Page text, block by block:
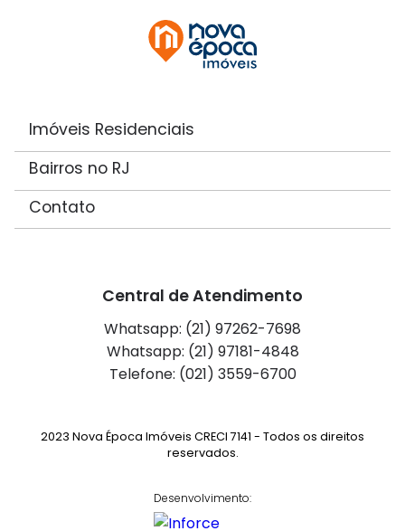
Imóveis Residenciais
Bairros no RJ
Contato
Central de Atendimento
Whatsapp: (21) 97262-7698
Whatsapp: (21) 97181-4848
Telefone: (021) 3559-6700
2023 Nova Época Imóveis CRECI 7141 - Todos os direitos
reservados.
Desenvolvimento: